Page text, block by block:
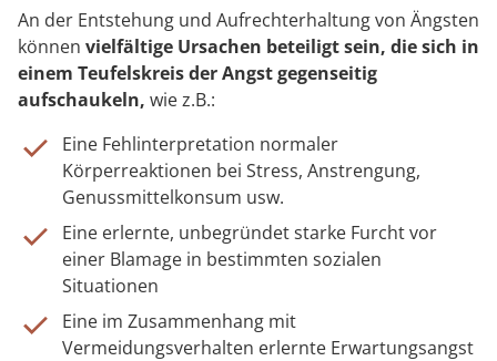
An der Entstehung und Aufrechterhaltung von Ängsten
können vielfältige Ursachen beteiligt sein, die sich in
einem Teufelskreis der Angst gegenseitig
aufschaukeln, wie z.B.:
Eine Fehlinterpretation normaler
Körperreaktionen bei Stress, Anstrengung,
Genussmittelkonsum usw.
Eine erlernte, unbegründet starke Furcht vor
einer Blamage in bestimmten sozialen
Situationen
Eine im Zusammenhang mit
Vermeidungsverhalten erlernte Erwartungsangst